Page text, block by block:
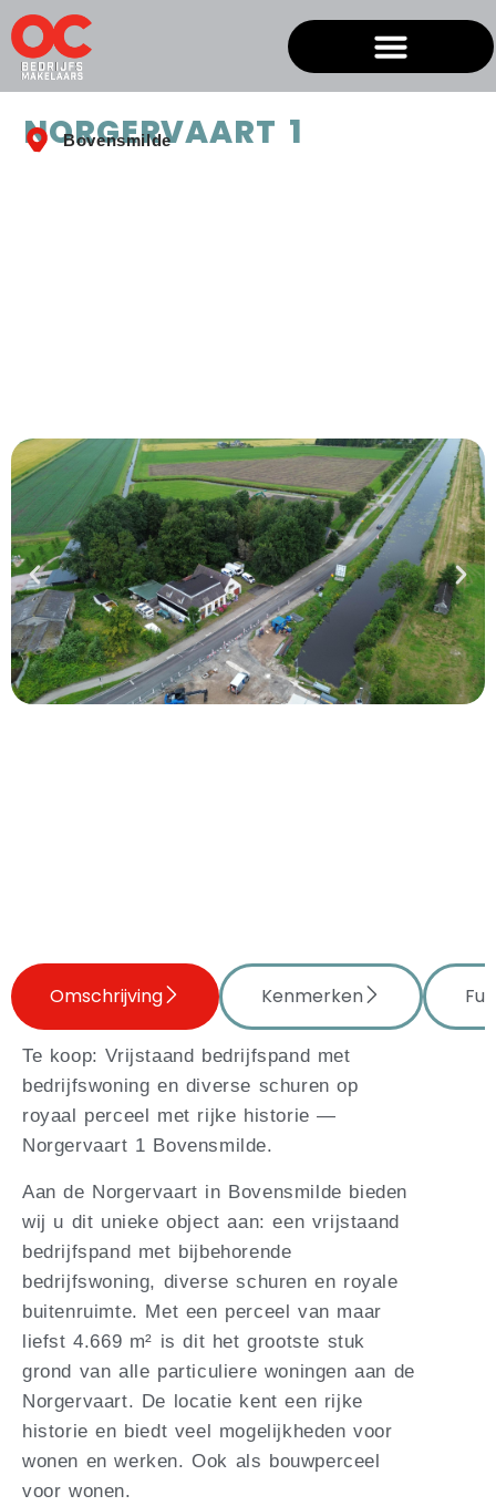
NORGERVAART 1
Bovensmilde
Omschrijving Kenmerken
Te koop: Vrijstaand bedrijfspand met
bedrijfswoning en diverse schuren op
royaal perceel met rijke historie —
Norgervaart 1 Bovensmilde.
Aan de Norgervaart in Bovensmilde bieden
wij u dit unieke object aan: een vrijstaand
bedrijfspand met bijbehorende
bedrijfswoning, diverse schuren en royale
buitenruimte. Met een perceel van maar
liefst 4.669 m² is dit het grootste stuk
grond van alle particuliere woningen aan de
Norgervaart. De locatie kent een rijke
historie en biedt veel mogelijkheden voor
wonen en werken. Ook als bouwperceel
voor wonen.